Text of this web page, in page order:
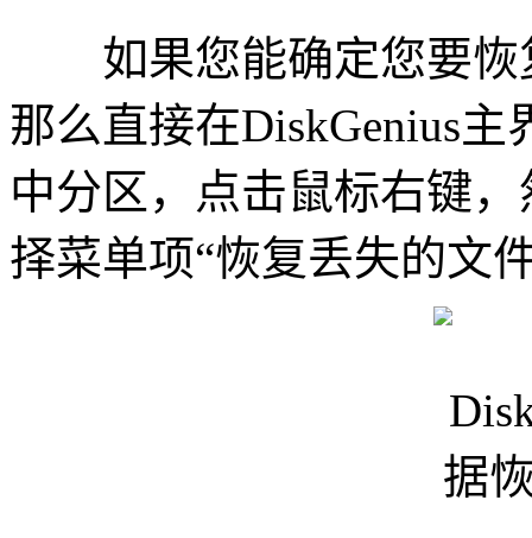
如果您能确定您要恢
那么直接在DiskGenius
中分区，点击鼠标右键
择菜单项“恢复丢失的文